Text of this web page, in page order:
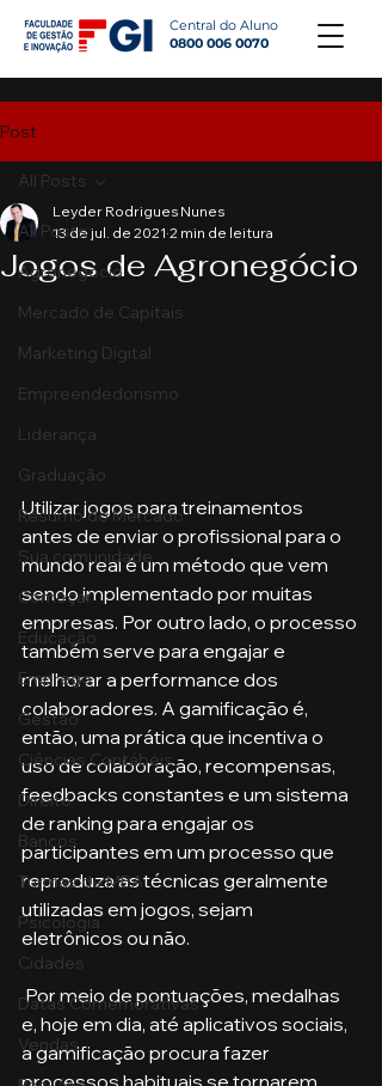
Central do Aluno
0800 006 0070
Post
All Posts
Agronegócio
Mercado de Capitais
Marketing Digital
Empreendedorismo
Liderança
Graduação
Resumo do Mercado
Sua comunidade
Começar
Educação
Emprego
Gestão
Ciências Contábeis
Direito
Bancos
Turmas de MBA
Psicologia
Cidades
Datas Comemorativas
Vendas
All Posts
Jogos de Agronegócio
Leyder Rodrigues Nunes
13 de jul. de 2021 2 min de leitura
Utilizar jogos para treinamentos
antes de enviar o profissional para o
mundo real é um método que vem
sendo implementado por muitas
empresas. Por outro lado, o processo
também serve para engajar e
melhorar a performance dos
colaboradores. A gamificação é,
então, uma prática que incentiva o
uso de colaboração, recompensas,
feedbacks constantes e um sistema
de ranking para engajar os
participantes em um processo que
reproduza as técnicas geralmente
utilizadas em jogos, sejam
eletrônicos ou não.
Por meio de pontuações, medalhas
e, hoje em dia, até aplicativos sociais,
a gamificação procura fazer
processos habituais se tornarem